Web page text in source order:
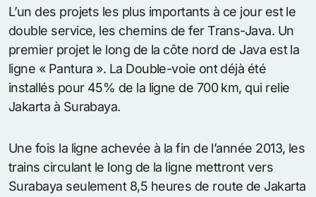
L’un des projets les plus importants à ce jour est le
double service, les chemins de fer Trans-Java. Un
premier projet le long de la côte nord de Java est la
ligne « Pantura ». La Double-voie ont déjà été
installés pour 45% de la ligne de 700 km, qui relie
Jakarta à Surabaya.
Une fois la ligne achevée à la fin de l’année 2013, les
trains circulant le long de la ligne mettront vers
Surabaya seulement 8,5 heures de route de Jakarta